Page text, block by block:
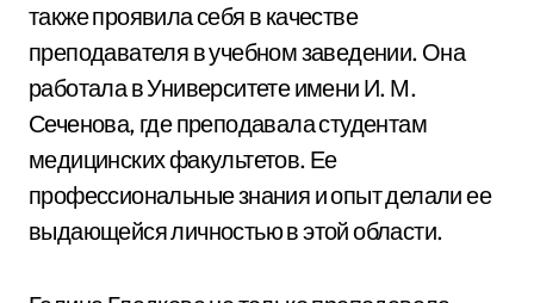
также проявила себя в качестве
преподавателя в учебном заведении. Она
работала в Университете имени И. М.
Сеченова, где преподавала студентам
медицинских факультетов. Ее
профессиональные знания и опыт делали ее
выдающейся личностью в этой области.